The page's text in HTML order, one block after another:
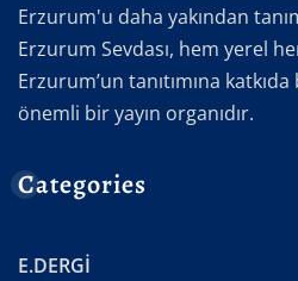
Erzurum'u daha yakından
Erzurum Sevdası, hem yerel
Erzurum’un tanıtımına
önemli bir yayın organıdır.
Categories
E.DERGİ